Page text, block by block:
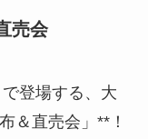
売会
登場する、大
＆直売会」**！